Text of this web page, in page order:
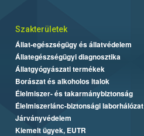
Szakterületek
Állat-egészségügy és állatvédelem
Állategészségügyi diagnosztika
Állatgyógyászati termékek
Borászat és alkoholos italok
Élelmiszer- és takarmánybiztonság
Élelmiszerlánc-biztonsági laborhálózat
Járványvédelem
Kiemelt ügyek, EUTR